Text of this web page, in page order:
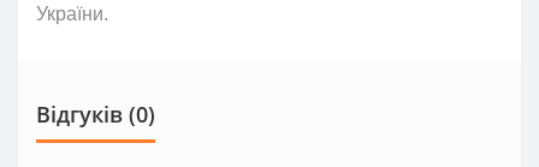
України.
Відгуків (0)